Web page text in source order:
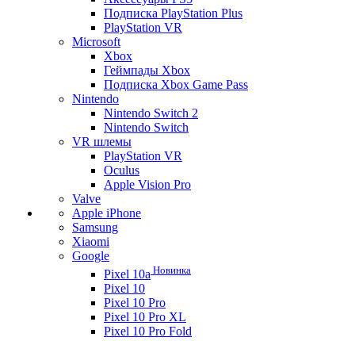
Подписка PlayStation Plus
PlayStation VR
Microsoft
Xbox
Геймпады Xbox
Подписка Xbox Game Pass
Nintendo
Nintendo Switch 2
Nintendo Switch
VR шлемы
PlayStation VR
Oculus
Apple Vision Pro
Valve
Apple iPhone
Samsung
Xiaomi
Google
Pixel 10a Новинка
Pixel 10
Pixel 10 Pro
Pixel 10 Pro XL
Pixel 10 Pro Fold